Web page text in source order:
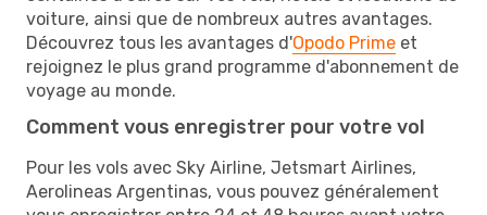
voiture, ainsi que de nombreux autres avantages.
Découvrez tous les avantages d'Opodo Prime et
rejoignez le plus grand programme d'abonnement de
voyage au monde.
Comment vous enregistrer pour votre vol
Pour les vols avec Sky Airline, Jetsmart Airlines,
Aerolineas Argentinas, vous pouvez généralement